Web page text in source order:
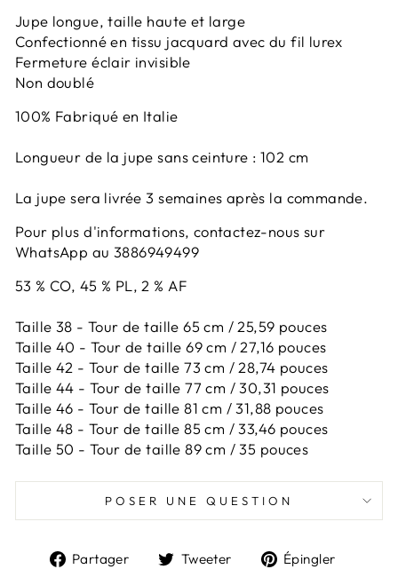
Jupe longue, taille haute et large
Confectionné en tissu jacquard avec du fil lurex
Fermeture éclair invisible
Non doublé
100% Fabriqué en Italie
Longueur de la jupe sans ceinture : 102 cm
La jupe sera livrée 3 semaines après la commande.
Pour plus d'informations, contactez-nous sur
WhatsApp au 3886949499
53 % CO, 45 % PL, 2 % AF
Taille 38 - Tour de taille 65 cm / 25,59 pouces
Taille 40 - Tour de taille 69 cm / 27,16 pouces
Taille 42 - Tour de taille 73 cm / 28,74 pouces
Taille 44 - Tour de taille 77 cm / 30,31 pouces
Taille 46 - Tour de taille 81 cm / 31,88 pouces
Taille 48 - Tour de taille 85 cm / 33,46 pouces
Taille 50 - Tour de taille 89 cm / 35 pouces
POSER UNE QUESTION
Partager
PartagerTweeter
TweeterÉpingler